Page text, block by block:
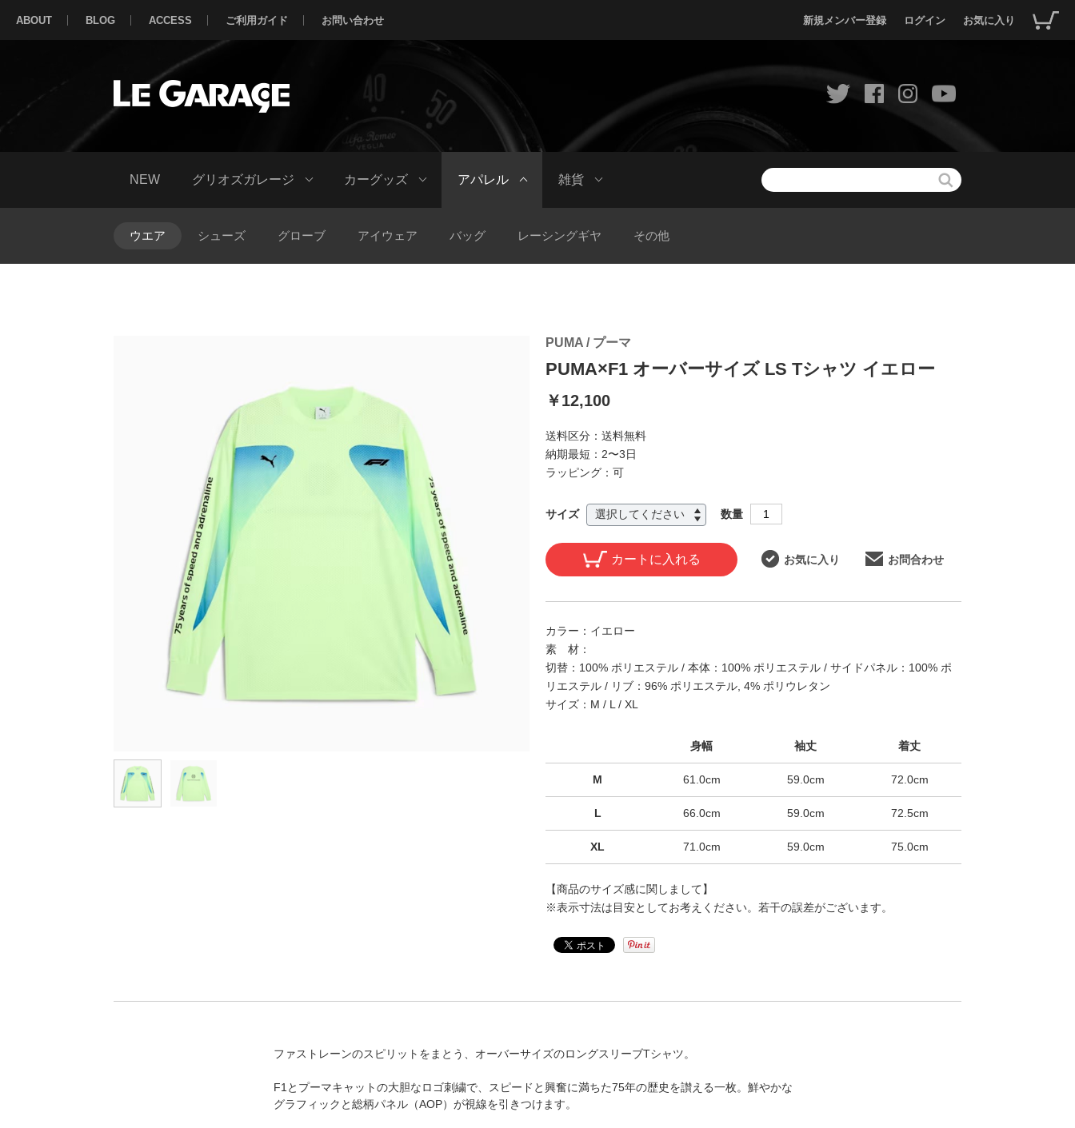
新規メンバー登録 ログイン お気に入り
ABOUT BLOG ACCESS ご利用ガイド お問い合わせ
NEW グリオズガレージ カーグッズ アパレル
ウエア シューズ グローブ アイウェア バッグ レーシングギヤ その他
雑貨
PUMA / プーマ
PUMA×F1 オーバーサイズ LS Tシャツ イエロー
￥12,100
送料区分： 送料無料
納期最短： 2〜3日
ラッピング： 可
サイズ 数量
カートに入れる お気に入り お問合わせ
カラー： イエロー
素 材：
切替：100% ポリエステル / 本体：100% ポリエステル / サイドパネル：100% ポ
リエステル / リブ：96% ポリエステル, 4% ポリウレタン
サイズ： M / L / XL
身幅 袖丈 着丈
M 61.0cm 59.0cm 72.0cm
L 66.0cm 59.0cm 72.5cm
XL 71.0cm 59.0cm 75.0cm
【商品のサイズ感に関しまして】
※表示寸法は目安としてお考えください。若干の誤差がございます。
ファストレーンのスピリットをまとう、オーバーサイズのロングスリーブTシャツ。
F1とプーマキャットの大胆なロゴ刺繍で、スピードと興奮に満ちた75年の歴史を讃える一枚。鮮やかな
グラフィックと総柄パネル（AOP）が視線を引きつけます。